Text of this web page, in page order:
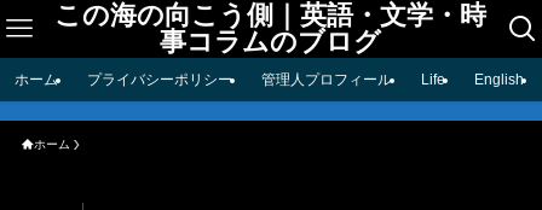
この海の向こう側｜英語・文学・時
事コラムのブログ
ホーム プライバシーポリシー 管理人プロフィール Life English
ホーム